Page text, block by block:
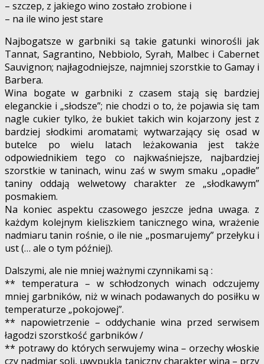
– szczep, z jakiego wino zostało zrobione i
– na ile wino jest stare
Najbogatsze w garbniki są takie gatunki winorośli jak
Tannat, Sagrantino, Nebbiolo, Syrah, Malbec i Cabernet
Sauvignon; najłagodniejsze, najmniej szorstkie to Gamay i
Barbera.
Wina bogate w garbniki z czasem stają się bardziej
eleganckie i „słodsze”; nie chodzi o to, że pojawia się tam
nagle cukier tylko, że bukiet takich win kojarzony jest z
bardziej słodkimi aromatami; wytwarzający się osad w
butelce po wielu latach leżakowania jest także
odpowiednikiem tego co najkwaśniejsze, najbardziej
szorstkie w taninach, winu zaś w swym smaku „opadłe”
taniny oddają welwetowy charakter ze „słodkawym”
posmakiem.
Na koniec aspektu czasowego jeszcze jedna uwaga. z
każdym kolejnym kieliszkiem tanicznego wina, wrażenie
nadmiaru tanin rośnie, o ile nie „posmarujemy” przełyku i
ust (… ale o tym później).
Dalszymi, ale nie mniej ważnymi czynnikami są :
** temperatura – w schłodzonych winach odczujemy
mniej garbników, niż w winach podawanych do posiłku w
temperaturze „pokojowej”.
** napowietrzenie – oddychanie wina przed serwisem
łagodzi szorstkość garbników /
** potrawy do których serwujemy wina – orzechy włoskie
czy nadmiar soli, uwypuklą taniczny charakter wina – przy